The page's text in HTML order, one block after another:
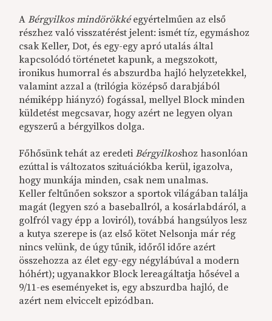
ABérgyilkos mindörökkéegyértelműen az első
részhez való visszatérést jelent: ismét tíz, egymáshoz
csak Keller, Dot, és egy-egy apró utalás által
kapcsolódó történetet kapunk, a megszokott,
ironikus humorral és abszurdba hajló helyzetekkel,
valamint azzal a (trilógia középső darabjából
némiképp hiányzó) fogással, mellyel Block minden
küldetést megcsavar, hogy azért ne legyen olyan
egyszerű a bérgyilkos dolga.
Főhősünk tehát az eredetiBérgyilkoshoz hasonlóan
ezúttal is változatos szituációkba kerül, igazolva,
hogy munkája minden, csak nem unalmas.
Keller feltűnően sokszor a sportok világában találja
magát (legyen szó a baseballról, a kosárlabdáról, a
golfról vagy épp a loviról), továbbá hangsúlyos lesz
a kutya szerepe is (az első kötet Nelsonja már rég
nincs velünk, de úgy tűnik, időről időre azért
összehozza az élet egy-egy négylábúval a modern
hóhért); ugyanakkor Block lereagáltatja hősével a
9/11-es eseményeket is, egy abszurdba hajló, de
azért nem elviccelt epizódban.